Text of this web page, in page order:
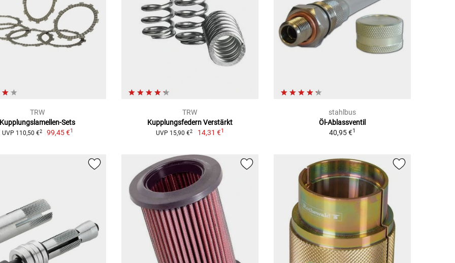
TRW
Kupplungslamellen-Sets
UVP 110,50 €2 99,45 €1
TRW
Kupplungsfedern Verstärkt
UVP 15,90 €2 14,31 €1
stahlbus
Öl-Ablassventil
40,95 €1